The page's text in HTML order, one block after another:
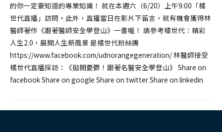
的你一定要知道的專業知識！ 就在本週六（6/20）上午9:00「橘
世代直播」訪問。此外，直播當日在影片下留言，就有機會獲得林
醫師著作《跟著醫師安全學登山》一書喔！ 請參考橘世代：精彩
人生2.0，展開人生新風景 是橘世代粉絲團
https://www.facebook.com/udnorangegeneration/ 林醫師接受
橘世代直播採訪：《拋開憂鬱！跟著名醫安全學登山》 Share on
facebook Share on google Share on twitter Share on linkedin